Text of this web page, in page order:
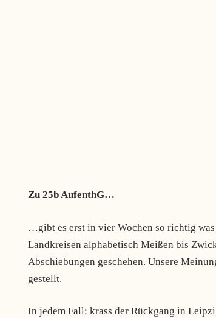
Zu 25b AufenthG…
…gibt es erst in vier Wochen so richtig
Landkreisen alphabetisch Meißen bis
Abschiebungen geschehen. Unsere
gestellt.
In jedem Fall: krass der Rückgang in